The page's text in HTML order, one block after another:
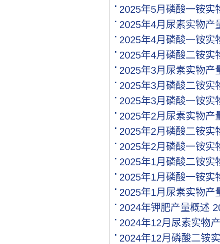
2025年5月磷酸一铵实
2025年4月尿素实物产
2025年4月磷酸一铵实
2025年4月磷酸二铵实
2025年3月尿素实物产
2025年3月磷酸二铵实
2025年3月磷酸一铵实
2025年2月尿素实物产
2025年2月磷酸二铵实
2025年2月磷酸一铵实
2025年1月磷酸二铵实
2025年1月磷酸一铵实
2025年1月尿素实物产
2024年钾肥产量概述
2024年12月尿素实物
2024年12月磷酸二铵